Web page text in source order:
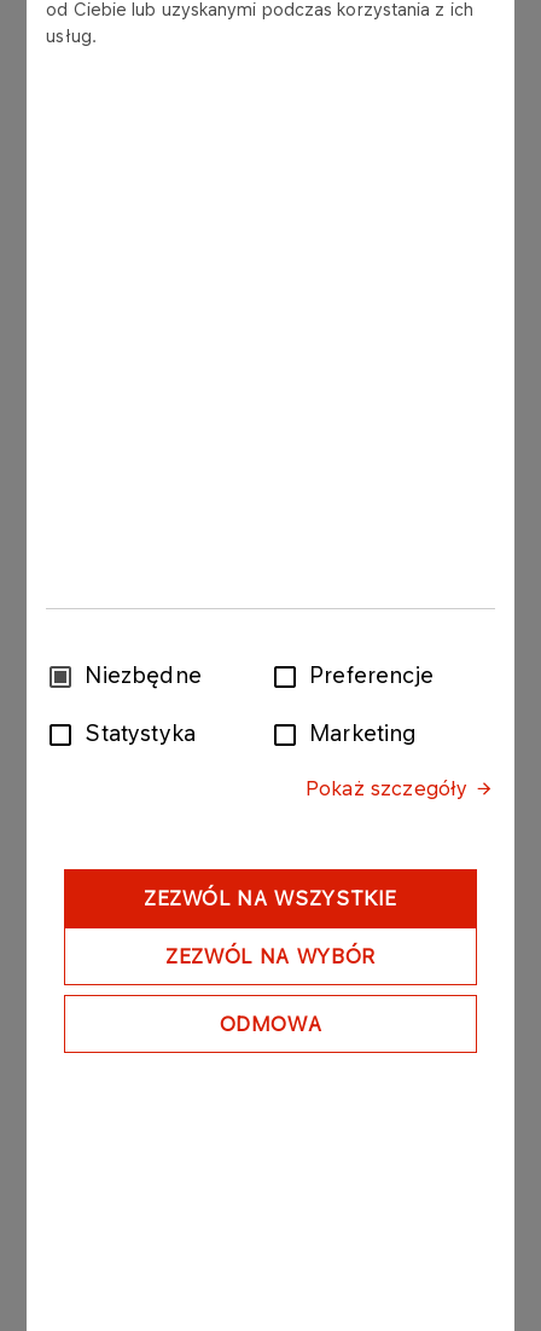
od Ciebie lub uzyskanymi podczas korzystania z ich
usług.
WybórNiezbędne Preferencje
Statystyka Marketing
Pokaż szczegóły
ZEZWÓL NA WSZYSTKIE
ZEZWÓL NA WYBÓR
ODMOWA
przewożących towary niebezpieczne
Skontaktuj się z nami
Imię
Branża